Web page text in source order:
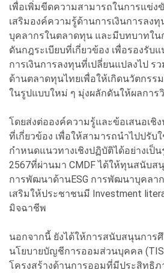
เพื่อเพิ่มขีดความสามารถในการแข่ง
เสริมองค์ความรู้ด้านการเงินการลง
บุคลากรในตลาดทุน และมีบทบาทใ
ดันกฎระเบียบที่เกี่ยวข้อง เพื่อรองรับ
การเงินการลงทุนที่เปลี่ยนแปลงไป ร
ด้านตลาดทุนไทยเพื่อให้เกิดนวัตกรร
ในรูปแบบใหม่ ๆ มุ่งผลักดันให้ผลการ
โดยส่งต่อองค์ความรู้และข้อเสนอเชิ
ที่เกี่ยวข้อง เพื่อให้สามารถนำไปปรับ
กำหนดแนวทางเชิงปฏิบัติได้อย่างเป็
2567ที่ผ่านมา CMDF ได้ให้ทุนสนับส
การพัฒนาด้านESG การพัฒนาบุคลา
เสริมให้ประชาชนมี Investment
มิจฉาชีพ
นอกจากนี้ ยังได้ให้การสนับสนุนการ
นโยบายบัญชีการออมส่วนบุคคล
โครงสร้างด้านการออมที่มีประสิทธิ